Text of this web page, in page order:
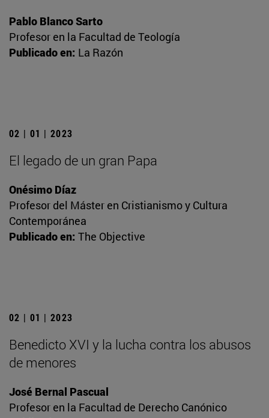
Pablo Blanco Sarto
Profesor en la Facultad de Teología
Publicado en: La Razón
02 | 01 | 2023
El legado de un gran Papa
Onésimo Díaz
Profesor del Máster en Cristianismo y Cultura
Contemporánea
Publicado en: The Objective
02 | 01 | 2023
Benedicto XVI y la lucha contra los abusos
de menores
José Bernal Pascual
Profesor en la Facultad de Derecho Canónico